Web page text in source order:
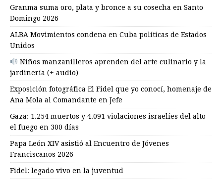
Granma suma oro, plata y bronce a su cosecha en Santo
Domingo 2026
ALBA Movimientos condena en Cuba políticas de Estados
Unidos
Niños manzanilleros aprenden del arte culinario y la
jardinería (+ audio)
Exposición fotográfica El Fidel que yo conocí, homenaje de
Ana Mola al Comandante en Jefe
Gaza: 1.254 muertos y 4.091 violaciones israelíes del alto
el fuego en 300 días
Papa León XIV asistió al Encuentro de Jóvenes
Franciscanos 2026
Fidel: legado vivo en la juventud